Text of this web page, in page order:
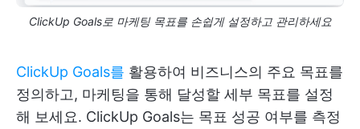
ClickUp Goals로 마케팅 목표를 손쉽게 설정하고 관리하세요
ClickUp Goals를 활용하여 비즈니스의 주요 목표를
정의하고, 마케팅을 통해 달성할 세부 목표를 설정
해 보세요. ClickUp Goals는 목표 성공 여부를 측정